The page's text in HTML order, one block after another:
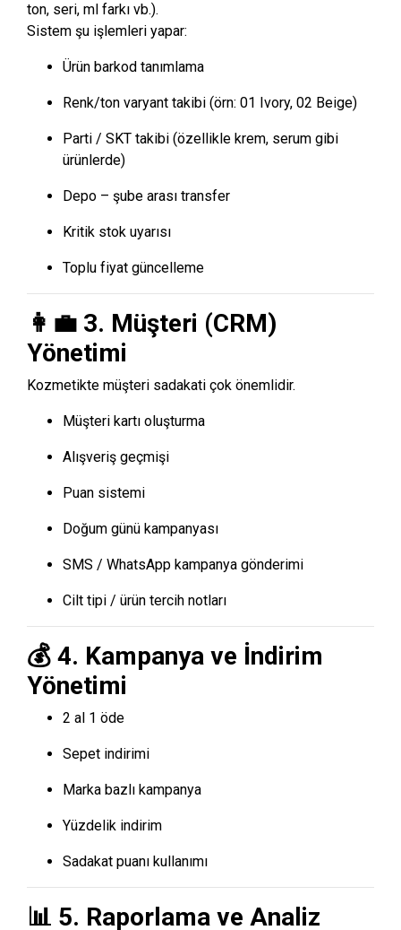
ton, seri, ml farkı vb.).
Sistem şu işlemleri yapar:
Ürün barkod tanımlama
Renk/ton varyant takibi (örn: 01 Ivory, 02 Beige)
Parti / SKT takibi (özellikle krem, serum gibi
ürünlerde)
Depo – şube arası transfer
Kritik stok uyarısı
Toplu fiyat güncelleme
👩‍💼 3. Müşteri (CRM)
Yönetimi
Kozmetikte müşteri sadakati çok önemlidir.
Müşteri kartı oluşturma
Alışveriş geçmişi
Puan sistemi
Doğum günü kampanyası
SMS / WhatsApp kampanya gönderimi
Cilt tipi / ürün tercih notları
💰 4. Kampanya ve İndirim
Yönetimi
2 al 1 öde
Sepet indirimi
Marka bazlı kampanya
Yüzdelik indirim
Sadakat puanı kullanımı
📊 5. Raporlama ve Analiz